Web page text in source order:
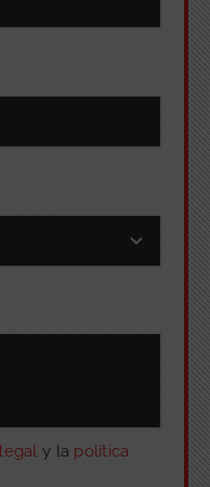
y la política